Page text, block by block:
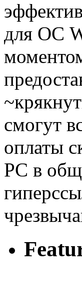
для ОС
смогут
оплаты
PC в